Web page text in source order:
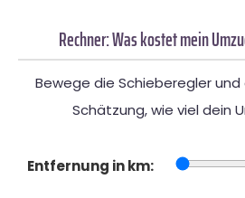
Rechner: Was kostet mein
Bewege die Schieberegler
Schätzung, wie viel dein
Entfernung in km: